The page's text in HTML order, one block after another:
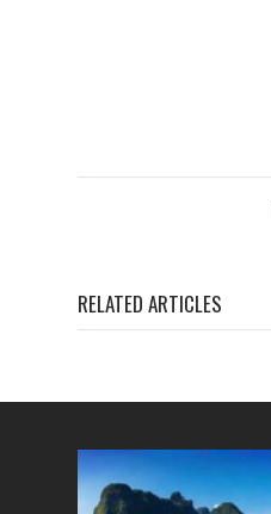
RELATED ARTICLES